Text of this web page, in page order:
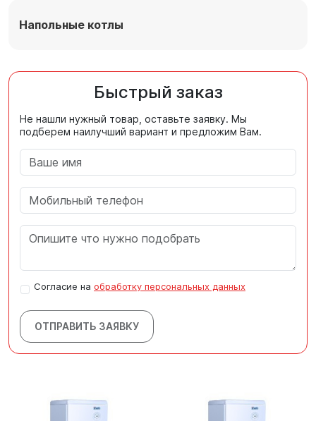
Напольные котлы
Быстрый заказ
Не нашли нужный товар, оставьте заявку. Мы
подберем наилучший вариант и предложим Вам.
Согласие на обработку персональных данных
ОТПРАВИТЬ ЗАЯВКУ